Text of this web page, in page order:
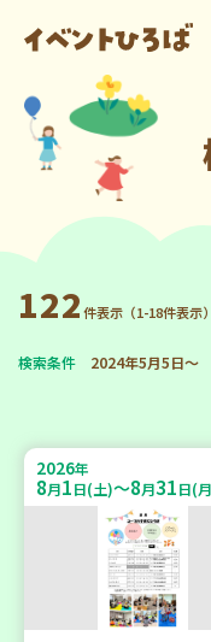
122件表示（1-18件表示）
検索条件 2024年5月5日～
2026年
8月1日(土)～8月31日(